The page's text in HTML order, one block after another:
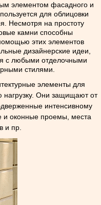
элементом фасадного и
для облицовки
Несмотря на простоту
камни способны
этих элементов
дизайнерские идеи,
с любыми отделочными
стилями.
элементы для
нагрузку. Они защищают от
интенсивному
и оконные проемы, места
и пр.